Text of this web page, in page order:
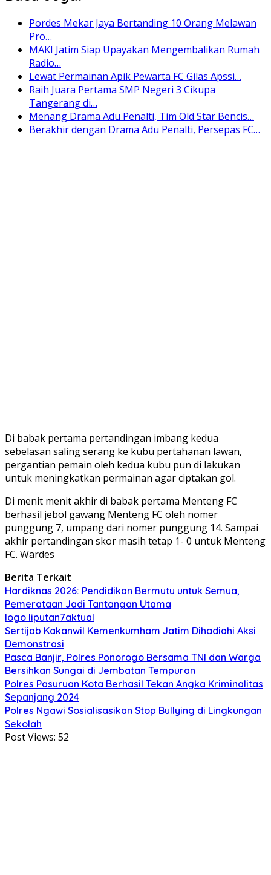
Pordes Mekar Jaya Bertanding 10 Orang Melawan
Pro…
MAKI Jatim Siap Upayakan Mengembalikan Rumah
Radio…
Lewat Permainan Apik Pewarta FC Gilas Apssi…
Raih Juara Pertama SMP Negeri 3 Cikupa
Tangerang di…
Menang Drama Adu Penalti, Tim Old Star Bencis…
Berakhir dengan Drama Adu Penalti, Persepas FC…
Di babak pertama pertandingan imbang kedua
sebelasan saling serang ke kubu pertahanan lawan,
pergantian pemain oleh kedua kubu pun di lakukan
untuk meningkatkan permainan agar ciptakan gol.
Di menit menit akhir di babak pertama Menteng FC
berhasil jebol gawang Menteng FC oleh nomer
punggung 7, umpang dari nomer punggung 14. Sampai
akhir pertandingan skor masih tetap 1- 0 untuk Menteng
FC. Wardes
Berita Terkait
Hardiknas 2026: Pendidikan Bermutu untuk Semua,
Pemerataan Jadi Tantangan Utama
logo liputan7aktual
Sertijab Kakanwil Kemenkumham Jatim Dihadiahi Aksi
Demonstrasi
Pasca Banjir, Polres Ponorogo Bersama TNI dan Warga
Bersihkan Sungai di Jembatan Tempuran
Polres Pasuruan Kota Berhasil Tekan Angka Kriminalitas
Sepanjang 2024
Polres Ngawi Sosialisasikan Stop Bullying di Lingkungan
Sekolah
Post Views: 52